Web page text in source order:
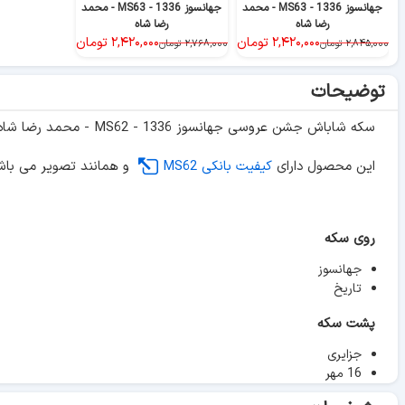
جهانسوز 1336 - MS63 - محمد
رضا شاه
۲,۸۴۵,۰۰۰ تومان۲,۴۲۰,۰۰۰تومان
جهانسوز 1336 - MS63 - محمد
رضا شاه
۲,۷۶۸,۰۰۰ تومان۲,۴۲۰,۰۰۰تومان
توضیحات
سکه شاباش جشن عروسی جهانسوز 1336 - MS62 - محمد رضا شاه
این محصول دارای کیفیت بانکی MS62 و همانند تصویر می
روی سکه
جهانسوز
تاریخ
پشت سکه
جزایری
16 مهر